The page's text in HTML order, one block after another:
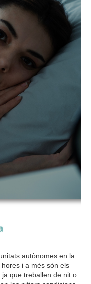
autònomes en la
i a més són els
que treballen de nit o